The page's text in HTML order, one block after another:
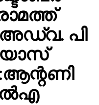
അഡ്വ. പി
:ആന്റണി